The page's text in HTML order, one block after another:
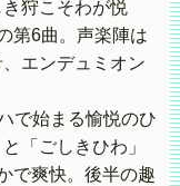
狩こそわが悦
第6曲。声楽陣は
エンデュミオン
で始まる愉悦のひ
「ごしきひわ」
で爽快。後半の趣